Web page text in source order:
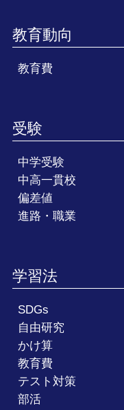
教育動向
教育費
受験
中学受験
中高一貫校
偏差値
進路・職業
学習法
SDGs
自由研究
かけ算
教育費
テスト対策
部活